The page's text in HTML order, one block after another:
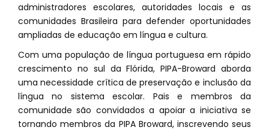
administradores escolares, autoridades locais e as
comunidades Brasileira para defender oportunidades
ampliadas de educação em língua e cultura.
Com uma população de língua portuguesa em rápido
crescimento no sul da Flórida, PIPA-Broward aborda
uma necessidade crítica de preservação e inclusão da
língua no sistema escolar. Pais e membros da
comunidade são convidados a apoiar a iniciativa se
tornando membros da PIPA Broward, inscrevendo seus